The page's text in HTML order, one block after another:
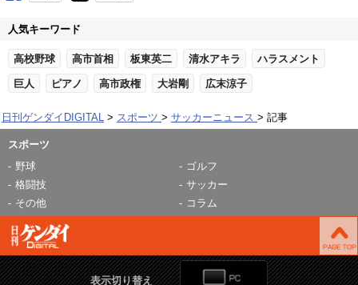
人気キーワード
高校野球 高市首相 板東英二 清水アキラ ハラスメント
巨人 ピアノ 高市政権 大岩剛 広末涼子
日刊ゲンダイDIGITAL スポーツ サッカーニュース 記事
スポーツ
野球
ゴルフ
格闘技
サッカー
その他
コラム
表示切り替え